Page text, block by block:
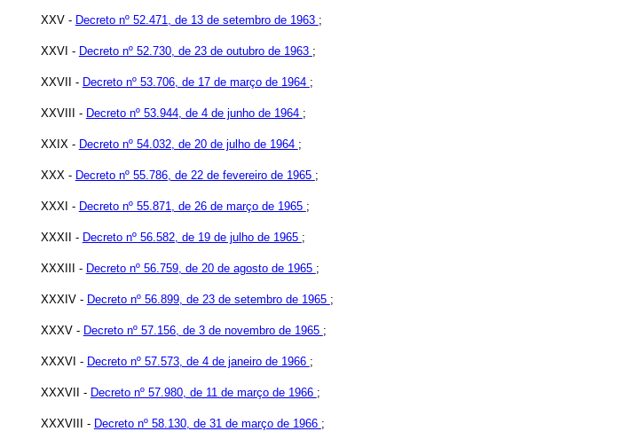
XXV - Decreto nº 52.471, de 13 de setembro de 1963 ;
XXVI - Decreto nº 52.730, de 23 de outubro de 1963 ;
XXVII - Decreto nº 53.706, de 17 de março de 1964 ;
XXVIII - Decreto nº 53.944, de 4 de junho de 1964 ;
XXIX - Decreto nº 54.032, de 20 de julho de 1964 ;
XXX - Decreto nº 55.786, de 22 de fevereiro de 1965 ;
XXXI - Decreto nº 55.871, de 26 de março de 1965 ;
XXXII - Decreto nº 56.582, de 19 de julho de 1965 ;
XXXIII - Decreto nº 56.759, de 20 de agosto de 1965 ;
XXXIV - Decreto nº 56.899, de 23 de setembro de 1965 ;
XXXV - Decreto nº 57.156, de 3 de novembro de 1965 ;
XXXVI - Decreto nº 57.573, de 4 de janeiro de 1966 ;
XXXVII - Decreto nº 57.980, de 11 de março de 1966 ;
XXXVIII - Decreto nº 58.130, de 31 de março de 1966 ;